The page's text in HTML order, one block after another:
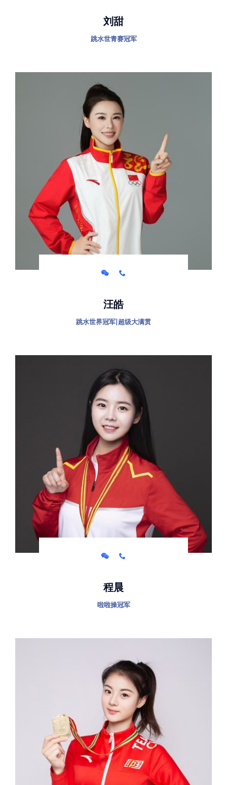
刘甜
跳水世青赛冠军
汪皓
跳水世界冠军|超级大满贯
程晨
啦啦操冠军